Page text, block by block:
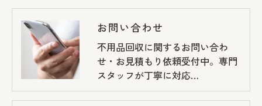
お問い合わせ
不用品回収に関するお問い合わ
せ・お見積もり依頼受付中。専門
スタッフが丁寧に対応…